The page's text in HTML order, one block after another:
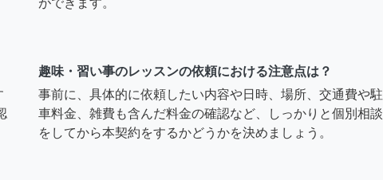
ができます。
趣味・習い事のレッスンの依頼における注意点は？
事前に、具体的に依頼したい内容や日時、場所、交通費や駐
車料金、雑費も含んだ料金の確認など、しっかりと個別相談
をしてから本契約をするかどうかを決めましょう。